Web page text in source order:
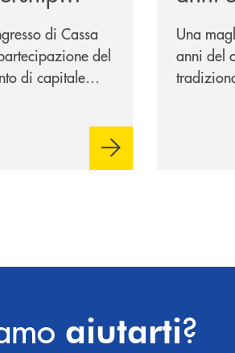
di Cassa
del
di capitale
comuni e sulla
ampliare l’offerta
Una
anni del
aiutarti?